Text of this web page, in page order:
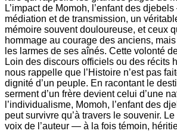
L’impact de Momoh, l’enfant des
médiation et de transmission, un
mémoire souvent douloureuse, et ceux
hommage au courage des anciens,
les larmes de ses aînés. Cette volonté
Loin des discours officiels ou des récits
nous rappelle que l’Histoire n’est pas
dignité d’un peuple. En racontant le
serment d’un frère devient celui d’une
l’individualisme, Momoh, l’enfant des
peut survivre qu’à travers le souvenir.
voix de l’auteur — à la fois témoin,